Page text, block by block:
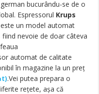
bucurându-se de o
Espressorul Krups
este un model automat
nevoie de doar câteva
automat de calitate
în magazine la un preț
t).Vei putea prepara o
rețete, așa că